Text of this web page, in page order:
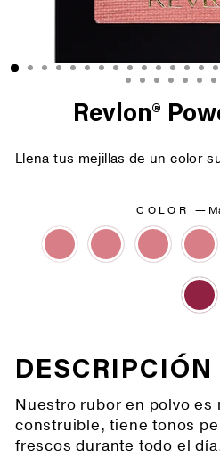
Revlon®
Llena tus mejillas de un color
COLOR —
DESCRIPCIÓN
Nuestro rubor en polvo es
construible, tiene tonos
frescos durante todo el